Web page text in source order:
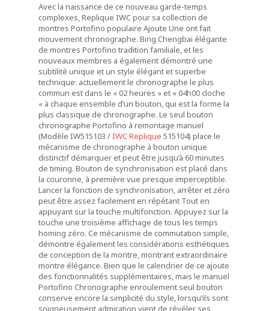
Avec la naissance de ce nouveau garde-temps
complexes, Replique IWC pour sa collection de
montres Portofino populaire Ajoute Une ont fait
mouvement chronographe. Bing Chengbai élégante
de montres Portofino tradition familiale, et les
nouveaux membres a également démontré une
subtilité unique et un style élégant et superbe
technique: actuellement le chronographe le plus
commun est dans le « 02 heures » et « 04h00 cloche
« à chaque ensemble d’un bouton, qui est la forme la
plus classique de chronographe. Le seul bouton
chronographe Portofino à remontage manuel
(Modèle IW515103 /IWC Replique 515104) place le
mécanisme de chronographe à bouton unique
distinctif démarquer et peut être jusqu’à 60 minutes
de timing. Bouton de synchronisation est placé dans
la couronne, à première vue presque imperceptible.
Lancer la fonction de synchronisation, arrêter et zéro
peut être assez facilement en répétant Tout en
appuyant sur la touche multifonction. Appuyez sur la
touche une troisième affichage de tous les temps
homing zéro. Ce mécanisme de commutation simple,
démontre également les considérations esthétiques
de conception de la montre, montrant extraordinaire
montre élégance. Bien que le calendrier de ce ajoute
des fonctionnalités supplémentaires, mais le manuel
Portofino Chronographe enroulement seul bouton
conserve encore la simplicité du style, lorsqu’ils sont
soigneusement admiration vient de révéler ses